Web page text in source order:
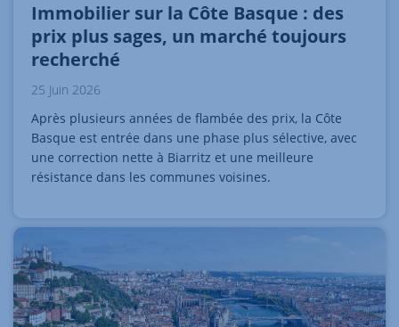
Immobilier sur la Côte Basque : des
prix plus sages, un marché toujours
recherché
25 Juin 2026
Après plusieurs années de flambée des prix, la Côte
Basque est entrée dans une phase plus sélective, avec
une correction nette à Biarritz et une meilleure
résistance dans les communes voisines.